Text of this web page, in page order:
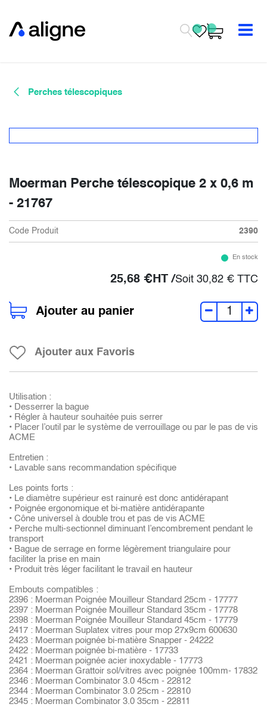
Perches télescopiques
Moerman Perche télescopique 2 x 0,6 m
- 21767
Code Produit 2390
En stock
25,68 €HT /Soit 30,82 € TTC
Ajouter au panier
Ajouter aux Favoris
Utilisation :
• Desserrer la bague
• Régler à hauteur souhaitée puis serrer
• Placer l’outil par le système de verrouillage ou par le pas de vis
ACME
Entretien :
• Lavable sans recommandation spécifique
Les points forts :
• Le diamètre supérieur est rainuré est donc antidérapant
• Poignée ergonomique et bi-matière antidérapante
• Cône universel à double trou et pas de vis ACME
• Perche multi-sectionnel diminuant l’encombrement pendant le
transport
• Bague de serrage en forme légèrement triangulaire pour
faciliter la prise en main
• Produit très léger facilitant le travail en hauteur
Embouts compatibles :
2396 : Moerman Poignée Mouilleur Standard 25cm - 17777
2397 : Moerman Poignée Mouilleur Standard 35cm - 17778
2398 : Moerman Poignée Mouilleur Standard 45cm - 17779
2417 : Moerman Suplatex vitres pour mop 27x9cm 600630
2423 : Moerman poignée bi-matière Snapper - 24222
2422 : Moerman poignée bi-matière - 17733
2421 : Moerman poignée acier inoxydable - 17773
2364 : Moerman Grattoir sol/vitres avec poignée 100mm- 17832
2346 : Moerman Combinator 3.0 45cm - 22812
2344 : Moerman Combinator 3.0 25cm - 22810
2345 : Moerman Combinator 3.0 35cm - 22811